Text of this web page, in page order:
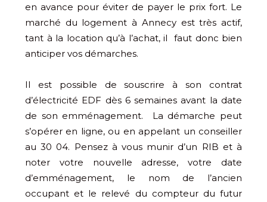
en avance pour éviter de payer le prix fort. Le
marché du logement à Annecy est très actif,
tant à la location qu’à l’achat, il faut donc bien
anticiper vos démarches.
Il est possible de souscrire à son contrat
d’électricité EDF dès 6 semaines avant la date
de son emménagement. La démarche peut
s’opérer en ligne, ou en appelant un conseiller
au 30 04. Pensez à vous munir d’un RIB et à
noter votre nouvelle adresse, votre date
d’emménagement, le nom de l’ancien
occupant et le relevé du compteur du futur